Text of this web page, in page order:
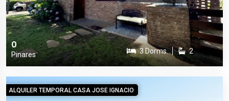
0
Pinares 3 Dorms. 2
ALQUILER TEMPORAL CASA JOSE IGNACIO